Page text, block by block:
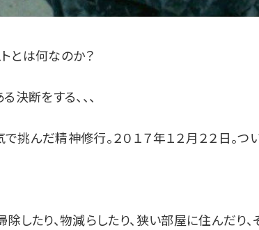
とは何なのか？
決断をする、、、
挑んだ精神修行。２０１７年１２月２２日。つい
除したり、物減らしたり、狭い部屋に住んだり、